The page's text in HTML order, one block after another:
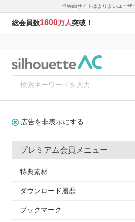
当Webサイトはよりよいユー
総会員数1600万人突破！
広告を非表示にする
プレミアム会員メニュー
特典素材
ダウンロード履歴
ブックマーク